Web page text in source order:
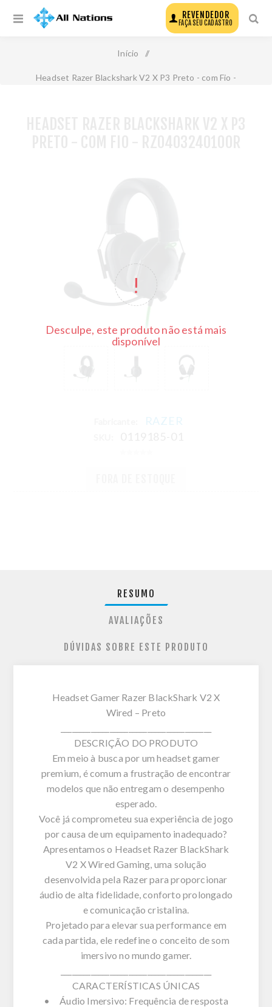
REVENDEDOR
FAÇA SEU CADASTRO
Início /
Headset Razer Blackshark V2 X P3 Preto - com Fio -
Desculpe, este produto não está mais
disponível
RAZER
RESUMO
AVALIAÇÕES
DÚVIDAS SOBRE ESTE PRODUTO
Headset Gamer Razer BlackShark V2 X
Wired – Preto
DESCRIÇÃO DO PRODUTO
Em meio à busca por um headset gamer
premium, é comum a frustração de encontrar
modelos que não entregam o desempenho
esperado.
Você já comprometeu sua experiência de jogo
por causa de um equipamento inadequado?
Apresentamos o Headset Razer BlackShark
V2 X Wired Gaming, uma solução
desenvolvida pela Razer para proporcionar
áudio de alta fidelidade, conforto prolongado
e comunicação cristalina.
Projetado para elevar sua performance em
cada partida, ele redefine o conceito de som
imersivo no mundo gamer.
CARACTERÍSTICAS ÚNICAS
• Áudio Imersivo: Frequência de resposta